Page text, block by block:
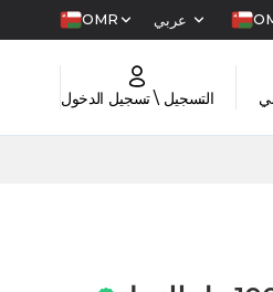
عربي OMR
التسجيل \ تسجيل الدخول